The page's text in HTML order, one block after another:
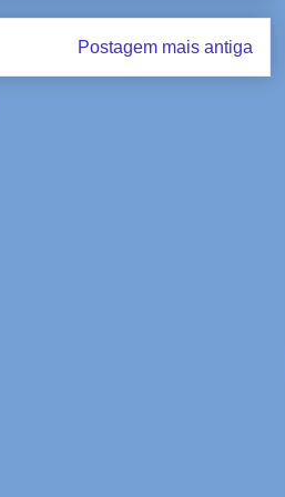
Postagem mais antiga